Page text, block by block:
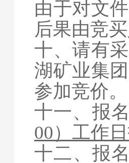
由于对文
后果由竞
十、请有
湖矿业集
参加竞价。
十一、报
00）工作
十二、报